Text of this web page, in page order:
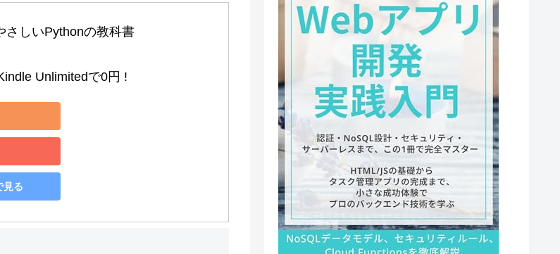
さしいPythonの教科書
Unlimitedで0円 !
見る